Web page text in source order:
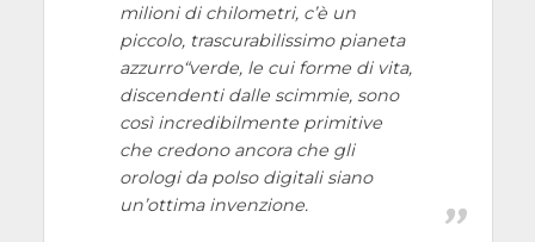
milioni di chilometri, c’è un
piccolo, trascurabilissimo pianeta
azzurro“verde, le cui forme di vita,
discendenti dalle scimmie, sono
così incredibilmente primitive
che credono ancora che gli
orologi da polso digitali siano
un’ottima invenzione.